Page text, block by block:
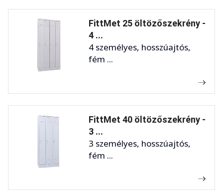
FittMet 25 öltözőszekrény -
4 ...
4 személyes, hosszúajtós,
fém ...
FittMet 40 öltözőszekrény -
3 ...
3 személyes, hosszúajtós,
fém ...